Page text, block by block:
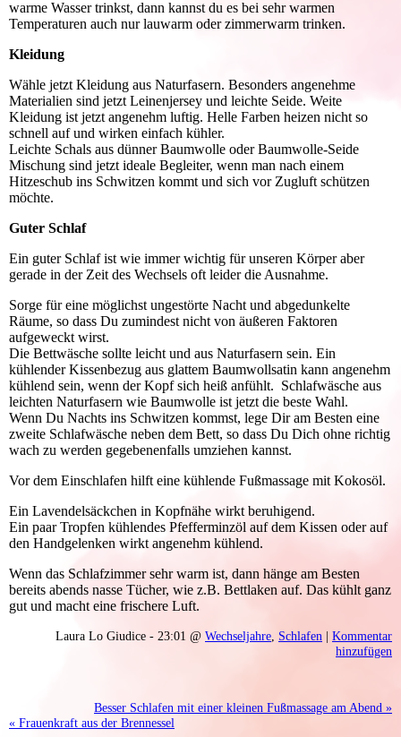
warme Wasser trinkst, dann kannst du es bei sehr warmen
Temperaturen auch nur lauwarm oder zimmerwarm trinken.
Kleidung
Wähle jetzt Kleidung aus Naturfasern. Besonders angenehme
Materialien sind jetzt Leinenjersey und leichte Seide. Weite
Kleidung ist jetzt angenehm luftig. Helle Farben heizen nicht so
schnell auf und wirken einfach kühler.
Leichte Schals aus dünner Baumwolle oder Baumwolle-Seide
Mischung sind jetzt ideale Begleiter, wenn man nach einem
Hitzeschub ins Schwitzen kommt und sich vor Zugluft schützen
möchte.
Guter Schlaf
Ein guter Schlaf ist wie immer wichtig für unseren Körper aber
gerade in der Zeit des Wechsels oft leider die Ausnahme.
Sorge für eine möglichst ungestörte Nacht und abgedunkelte
Räume, so dass Du zumindest nicht von äußeren Faktoren
aufgeweckt wirst.
Die Bettwäsche sollte leicht und aus Naturfasern sein. Ein
kühlender Kissenbezug aus glattem Baumwollsatin kann angenehm
kühlend sein, wenn der Kopf sich heiß anfühlt. Schlafwäsche aus
leichten Naturfasern wie Baumwolle ist jetzt die beste Wahl.
Wenn Du Nachts ins Schwitzen kommst, lege Dir am Besten eine
zweite Schlafwäsche neben dem Bett, so dass Du Dich ohne richtig
wach zu werden gegebenenfalls umziehen kannst.
Vor dem Einschlafen hilft eine kühlende Fußmassage mit Kokosöl.
Ein Lavendelsäckchen in Kopfnähe wirkt beruhigend.
Ein paar Tropfen kühlendes Pfefferminzöl auf dem Kissen oder auf
den Handgelenken wirkt angenehm kühlend.
Wenn das Schlafzimmer sehr warm ist, dann hänge am Besten
bereits abends nasse Tücher, wie z.B. Bettlaken auf. Das kühlt ganz
gut und macht eine frischere Luft.
Laura Lo Giudice - 23:01 @ Wechseljahre Schlafen | Kommentar
hinzufügen
Besser Schlafen mit einer kleinen Fußmassage am Abend »
« Frauenkraft aus der Brennessel